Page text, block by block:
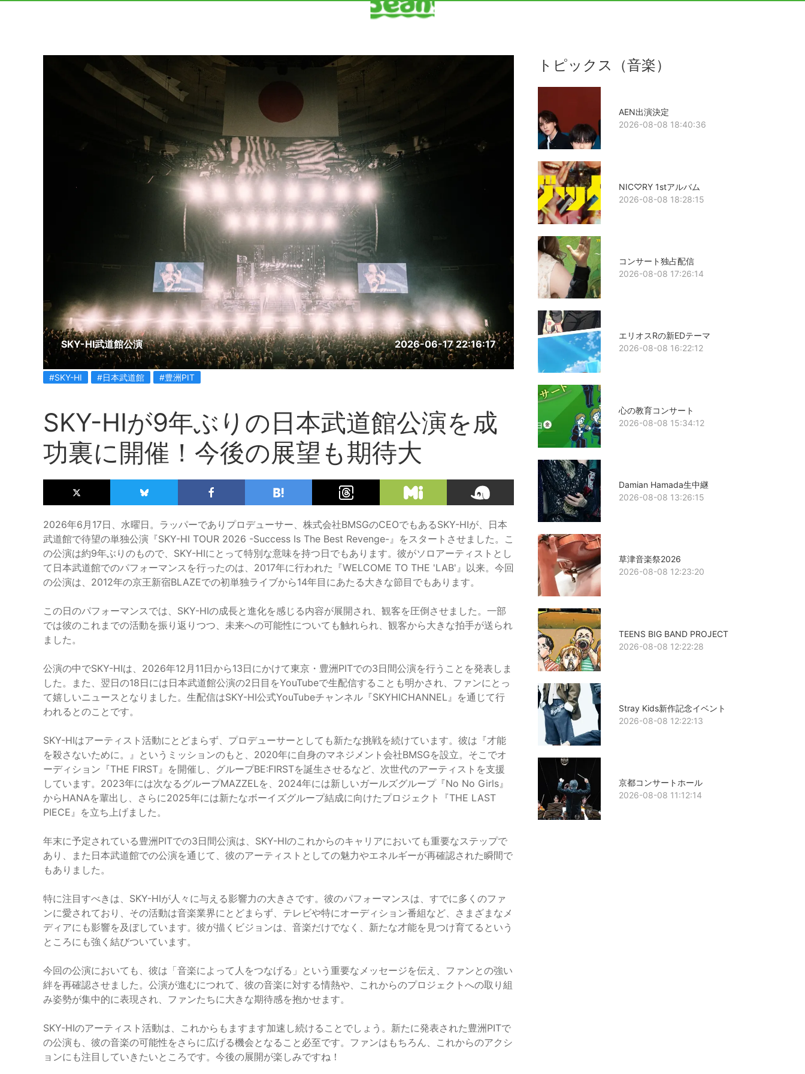
SKY-HI武道館公演 2026-06-17 22:16:17
#SKY-HI #日本武道館 #豊洲PIT
SKY-HIが9年ぶりの日本武道館公演を成
功裏に開催！今後の展望も期待大
2026年6月17日、水曜日。ラッパーでありプロデューサー、株式会社BMSGのCEOでもあるSKY-HIが、日本
武道館で待望の単独公演『SKY-HI TOUR 2026 -Success Is The Best Revenge-』をスタートさせました。こ
の公演は約9年ぶりのもので、SKY-HIにとって特別な意味を持つ日でもあります。彼がソロアーティストとし
て日本武道館でのパフォーマンスを行ったのは、2017年に行われた『WELCOME TO THE 'LAB'』以来。今回
の公演は、2012年の京王新宿BLAZEでの初単独ライブから14年目にあたる大きな節目でもあります。
この日のパフォーマンスでは、SKY-HIの成長と進化を感じる内容が展開され、観客を圧倒させました。一部
では彼のこれまでの活動を振り返りつつ、未来への可能性についても触れられ、観客から大きな拍手が送られ
ました。
公演の中でSKY-HIは、2026年12月11日から13日にかけて東京・豊洲PITでの3日間公演を行うことを発表しま
した。また、翌日の18日には日本武道館公演の2日目をYouTubeで生配信することも明かされ、ファンにとっ
て嬉しいニュースとなりました。生配信はSKY-HI公式YouTubeチャンネル『SKYHICHANNEL』を通じて行
われるとのことです。
SKY-HIはアーティスト活動にとどまらず、プロデューサーとしても新たな挑戦を続けています。彼は『才能
を殺さないために。』というミッションのもと、2020年に自身のマネジメント会社BMSGを設立。そこでオ
ーディション『THE FIRST』を開催し、グループBE:FIRSTを誕生させるなど、次世代のアーティストを支援
しています。2023年には次なるグループMAZZELを、2024年には新しいガールズグループ『No No Girls』
からHANAを輩出し、さらに2025年には新たなボーイズグループ結成に向けたプロジェクト『THE LAST
PIECE』を立ち上げました。
年末に予定されている豊洲PITでの3日間公演は、SKY-HIのこれからのキャリアにおいても重要なステップで
あり、また日本武道館での公演を通じて、彼のアーティストとしての魅力やエネルギーが再確認された瞬間で
もありました。
特に注目すべきは、SKY-HIが人々に与える影響力の大きさです。彼のパフォーマンスは、すでに多くのファ
ンに愛されており、その活動は音楽業界にとどまらず、テレビや特にオーディション番組など、さまざまなメ
ディアにも影響を及ぼしています。彼が描くビジョンは、音楽だけでなく、新たな才能を見つけ育てるという
ところにも強く結びついています。
今回の公演においても、彼は「音楽によって人をつなげる」という重要なメッセージを伝え、ファンとの強い
絆を再確認させました。公演が進むにつれて、彼の音楽に対する情熱や、これからのプロジェクトへの取り組
み姿勢が集中的に表現され、ファンたちに大きな期待感を抱かせます。
SKY-HIのアーティスト活動は、これからもますます加速し続けることでしょう。新たに発表された豊洲PITで
の公演も、彼の音楽の可能性をさらに広げる機会となること必至です。ファンはもちろん、これからのアクシ
ョンにも注目していきたいところです。今後の展開が楽しみですね！
トピックス（音楽）
AEN出演決定
2026-08-08 18:40:36
NIC♡RY 1stアルバム
2026-08-08 18:28:15
コンサート独占配信
2026-08-08 17:26:14
エリオスRの新EDテーマ
2026-08-08 16:22:12
心の教育コンサート
2026-08-08 15:34:12
Damian Hamada生中継
2026-08-08 13:26:15
草津音楽祭2026
2026-08-08 12:23:20
TEENS BIG BAND PROJECT
2026-08-08 12:22:28
Stray Kids新作記念イベント
2026-08-08 12:22:13
京都コンサートホール
2026-08-08 11:12:14